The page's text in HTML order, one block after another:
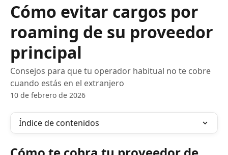
Cómo evitar cargos por
roaming de su proveedor
principal
Consejos para que tu operador habitual no te cobre
cuando estás en el extranjero
10 de febrero de 2026
Índice de contenidos